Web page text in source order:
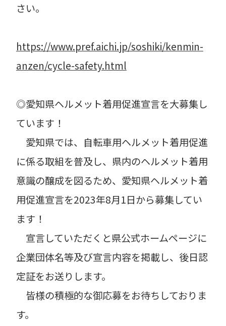
さい。
https://www.pref.aichi.jp/soshiki/kenmin-
anzen/cycle-safety.html
◎愛知県ヘルメット着用促進宣言を大募集し
ています！
愛知県では、自転車用ヘルメット着用促進
に係る取組を普及し、県内のヘルメット着用
意識の醸成を図るため、愛知県ヘルメット着
用促進宣言を2023年8月1日から募集してい
ます！
宣言していただくと県公式ホームページに
企業団体名等及び宣言内容を掲載し、後日認
定証をお送りします。
皆様の積極的な御応募をお待ちしておりま
す。